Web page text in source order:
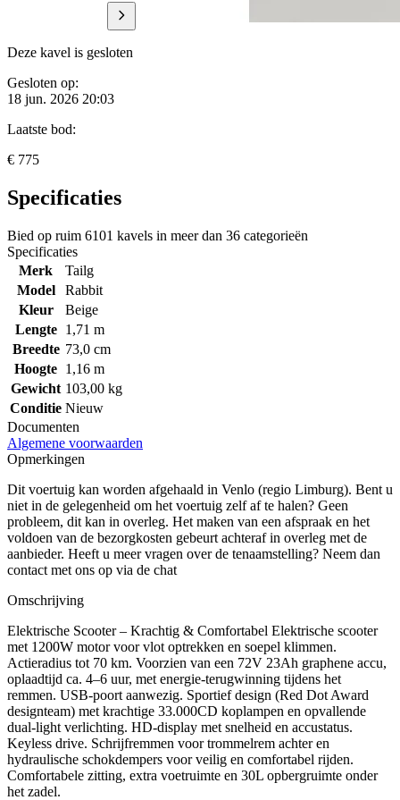
Deze kavel is gesloten
Gesloten op:
18 jun. 2026 20:03
Laatste bod:
€ 775
Specificaties
Bied op ruim 6101 kavels in meer dan 36 categorieën
Specificaties
Merk
Tailg
Model
Rabbit
Kleur
Beige
Lengte
1,71 m
Breedte 73,0 cm
Hoogte 1,16 m
Gewicht 103,00 kg
Conditie Nieuw
Documenten
Algemene voorwaarden
Opmerkingen
Dit voertuig kan worden afgehaald in Venlo (regio Limburg). Bent u
niet in de gelegenheid om het voertuig zelf af te halen? Geen
probleem, dit kan in overleg. Het maken van een afspraak en het
voldoen van de bezorgkosten gebeurt achteraf in overleg met de
aanbieder. Heeft u meer vragen over de tenaamstelling? Neem dan
contact met ons op via de chat
Omschrijving
Elektrische Scooter – Krachtig & Comfortabel Elektrische scooter
met 1200W motor voor vlot optrekken en soepel klimmen.
Actieradius tot 70 km. Voorzien van een 72V 23Ah graphene accu,
oplaadtijd ca. 4–6 uur, met energie-terugwinning tijdens het
remmen. USB-poort aanwezig. Sportief design (Red Dot Award
designteam) met krachtige 33.000CD koplampen en opvallende
dual-light verlichting. HD-display met snelheid en accustatus.
Keyless drive. Schrijfremmen voor trommelrem achter en
hydraulische schokdempers voor veilig en comfortabel rijden.
Comfortabele zitting, extra voetruimte en 30L opbergruimte onder
het zadel.